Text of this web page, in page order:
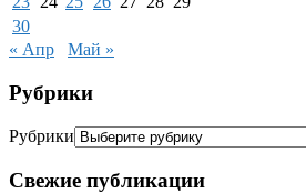
30
« Апр
Май »
Рубрики
Рубрики
Свежие публикации